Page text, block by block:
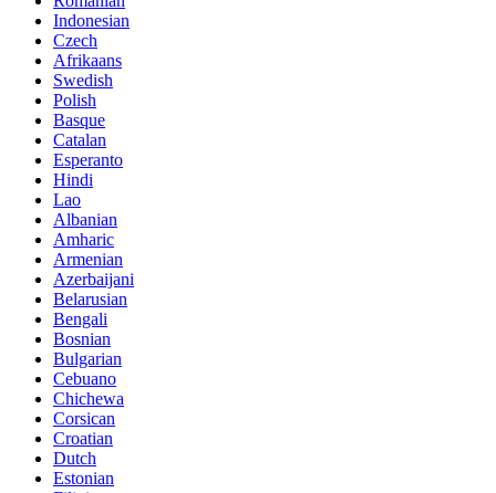
Indonesian
Czech
Afrikaans
Swedish
Polish
Basque
Catalan
Esperanto
Hindi
Lao
Albanian
Amharic
Armenian
Azerbaijani
Belarusian
Bengali
Bosnian
Bulgarian
Cebuano
Chichewa
Corsican
Croatian
Dutch
Estonian